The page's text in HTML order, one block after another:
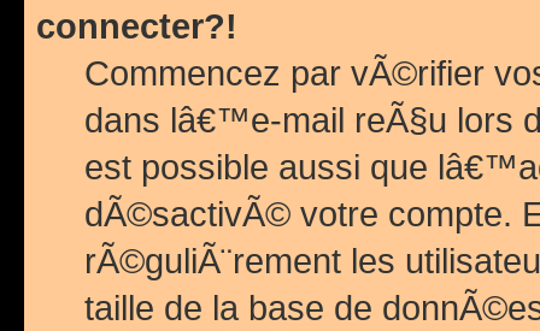
connecter?!
Commencez par vÃ©rifier
dans lâ€™e-mail reÃ§u lors
est possible aussi que
dÃ©sactivÃ© votre compte.
rÃ©guliÃ¨rement les
taille de la base de